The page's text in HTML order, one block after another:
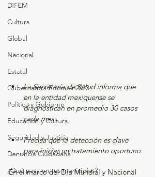
DIFEM
Cultura
Global
Nacional
Estatal
Gubernatura Edoméx 2023
Política y Gobierno
Educación y Cultura
Seguridad y Justicia
Denuncia Ciudadana
¿Qué pasa en tus municipios?
La Secretaría de Salud informa que
en la entidad mexiquense se
diagnostican en promedio 30 casos
cada mes.
Precisa que la detección es clave
para iniciar un tratamiento oportuno.
En el marco del Día Mundial y Nacional